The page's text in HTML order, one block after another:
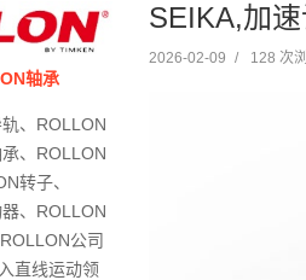
轴承
、ROLLON
、ROLLON
转子、
、ROLLON
公司
直线运动领
SEIKA,加
2026-02-09 / 128 次